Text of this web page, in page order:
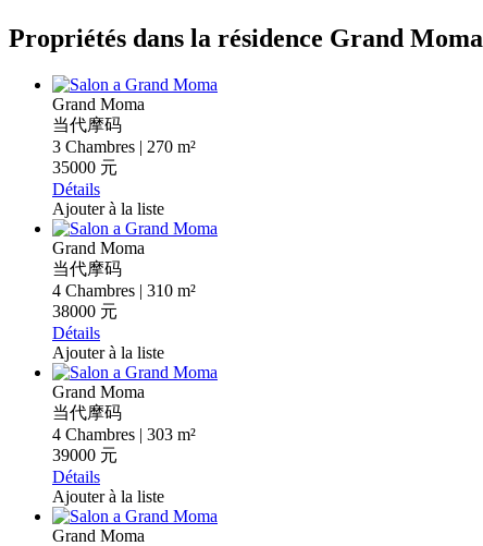
Propriétés dans la résidence Grand Moma
Grand Moma
当代摩码
3 Chambres | 270 m²
35000 元
Détails
Ajouter à la liste
Grand Moma
当代摩码
4 Chambres | 310 m²
38000 元
Détails
Ajouter à la liste
Grand Moma
当代摩码
4 Chambres | 303 m²
39000 元
Détails
Ajouter à la liste
Grand Moma